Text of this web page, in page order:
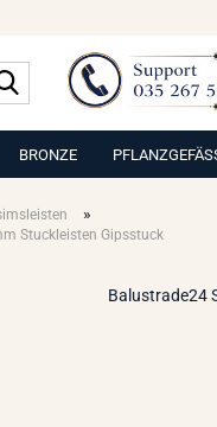
Suche...
BRONZE
»
Stuckleisten Gipsstuck
Balustrade24